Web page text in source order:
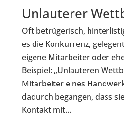
Unlauterer
Oft betrügerisch,
es die Konkurrenz,
eigene Mitarbeiter oder
Beispiel: „Unlauteren
Mitarbeiter eines
dadurch begangen, dass
Kontakt mit...